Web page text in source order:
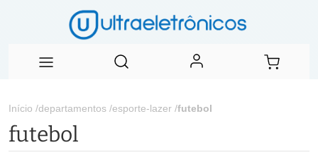
Início /departamentos /esporte-lazer /futebol
futebol